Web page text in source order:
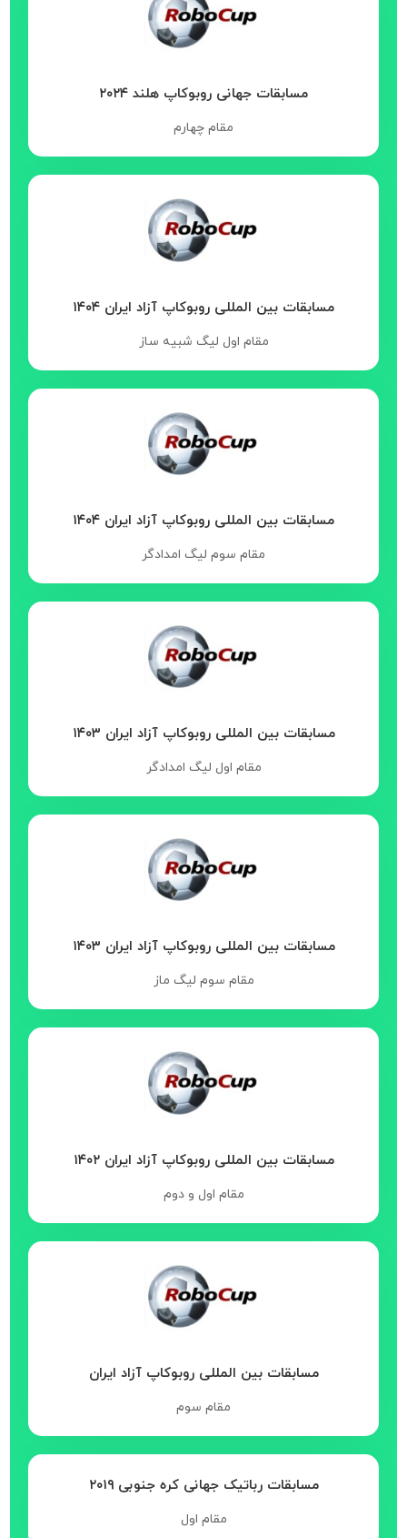
مسابقات جهانی روبوکاپ هلند ۲۰۲۴
مقام چهارم
مسابقات بین المللی روبوکاپ آزاد ایران ۱۴۰۴
مقام اول لیگ شبیه ساز
مسابقات بین المللی روبوکاپ آزاد ایران ۱۴۰۴
مقام سوم لیگ امدادگر
مسابقات بین المللی روبوکاپ آزاد ایران ۱۴۰۳
مقام اول لیگ امدادگر
مسابقات بین المللی روبوکاپ آزاد ایران ۱۴۰۳
مقام سوم لیگ ماز
مسابقات بین المللی روبوکاپ آزاد ایران ۱۴۰۲
مقام اول و دوم
مسابقات بین المللی روبوکاپ آزاد ایران
مقام سوم
مسابقات رباتیک جهانی کره جنوبی ۲۰۱۹
مقام اول